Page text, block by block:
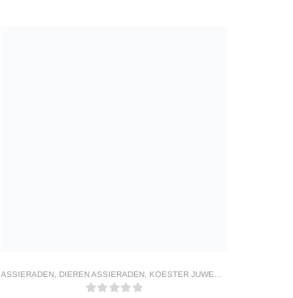
ASSIERADEN, DIEREN ASSIERADEN, KOESTER JUWELEN